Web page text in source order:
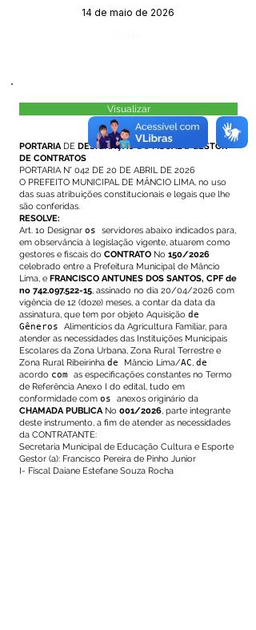
14 de maio de 2026
Visualizar
PORTARIA DE DESIGNAÇÃODOFISCALEGESTOR
DE CONTRATOS
PORTARIA N° 042 DE 20 DE ABRIL DE 2026
O PREFEITO MUNICIPAL DE MÂNCIO LIMA, no uso
das suas atribuições constitucionais e legais que lhe
são conferidas.
RESOLVE:
Art. 1o Designar os servidores abaixo indicados para,
em observância à legislação vigente, atuarem como
gestores e fiscais do CONTRATO No 150/2026
celebrado entre a Prefeitura Municipal de Mâncio
Lima, e FRANCISCO ANTUNES DOS SANTOS, CPF de
no 742.097.522-15, assinado no dia 20/04/2026 com
vigência de 12 (doze) meses, a contar da data da
assinatura, que tem por objeto Aquisição de
Gêneros Alimentícios da Agricultura Familiar, para
atender as necessidades das Instituições Municipais
Escolares da Zona Urbana, Zona Rural Terrestre e
Zona Rural Ribeirinha de Mâncio Lima/AC, de
acordo com as especificações constantes no Termo
de Referência Anexo I do edital, tudo em
conformidade com os anexos originário da
CHAMADA PUBLICA No 001/2026, parte integrante
deste instrumento, a fim de atender as necessidades
da CONTRATANTE:
Secretaria Municipal de Educação Cultura e Esporte
Gestor (a): Francisco Pereira de Pinho Junior
I- Fiscal Daiane Estefane Souza Rocha